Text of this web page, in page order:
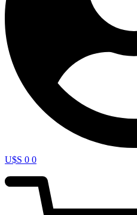
U$S 0 0